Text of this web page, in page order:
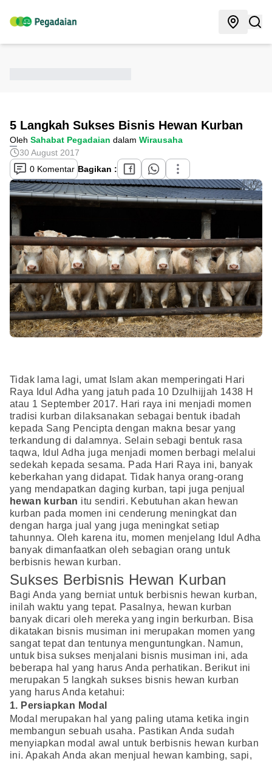
5 Langkah Sukses Bisnis Hewan Kurban
Oleh Sahabat Pegadaian dalam Wirausaha
30 August 2017
0 Komentar Bagikan :
Tidak lama lagi, umat Islam akan memperingati Hari
Raya Idul Adha yang jatuh pada 10 Dzulhijjah 1438 H
atau 1 September 2017. Hari raya ini menjadi momen
tradisi kurban dilaksanakan sebagai bentuk ibadah
kepada Sang Pencipta dengan makna besar yang
terkandung di dalamnya. Selain sebagi bentuk rasa
taqwa, Idul Adha juga menjadi momen berbagi melalui
sedekah kepada sesama. Pada Hari Raya ini, banyak
keberkahan yang didapat. Tidak hanya orang-orang
yang mendapatkan daging kurban, tapi juga penjual
hewan kurban itu sendiri. Kebutuhan akan hewan
kurban pada momen ini cenderung meningkat dan
dengan harga jual yang juga meningkat setiap
tahunnya. Oleh karena itu, momen menjelang Idul Adha
banyak dimanfaatkan oleh sebagian orang untuk
berbisnis hewan kurban.
Sukses Berbisnis Hewan Kurban
Bagi Anda yang berniat untuk berbisnis hewan kurban,
inilah waktu yang tepat. Pasalnya, hewan kurban
banyak dicari oleh mereka yang ingin berkurban. Bisa
dikatakan bisnis musiman ini merupakan momen yang
sangat tepat dan tentunya menguntungkan. Namun,
untuk bisa sukses menjalani bisnis musiman ini, ada
beberapa hal yang harus Anda perhatikan. Berikut ini
merupakan 5 langkah sukses bisnis hewan kurban
yang harus Anda ketahui:
1. Persiapkan Modal
Modal merupakan hal yang paling utama ketika ingin
membangun sebuah usaha. Pastikan Anda sudah
menyiapkan modal awal untuk berbisnis hewan kurban
ini. Apakah Anda akan menjual hewan kambing, sapi,